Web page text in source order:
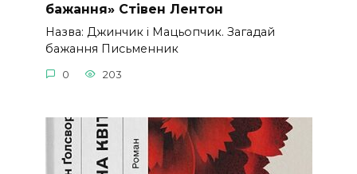
бажання» Стівен Лентон
Назва: Джинчик і Мацьопчик. Загадай
бажання Письменник
0 203